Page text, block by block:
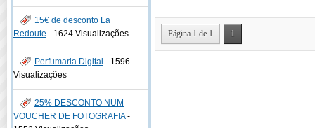
15€ de desconto La
Redoute - 1624 Visualizações
Perfumaria Digital - 1596
Visualizações
25% DESCONTO NUM
VOUCHER DE FOTOGRAFIA-
Página 1 de 1 1